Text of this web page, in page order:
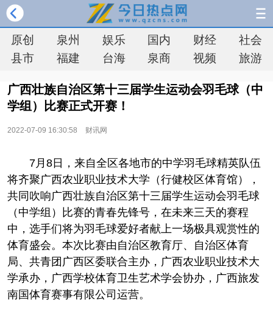
原创 泉州 娱乐 国内 财经
社会
县市
福建 台海 泉商 视频 旅游
广西壮族自治区第十三届学生运动会羽毛球（中
学组）比赛正式开赛！
2022-07-09 16:30:58 财讯网
7月8日，来自全区各地市的中学羽毛球精英队伍
将齐聚广西农业职业技术大学（行健校区体育馆），
共同吹响广西壮族自治区第十三届学生运动会羽毛球
（中学组）比赛的青春先锋号，在未来三天的赛程
中，选手们将为羽毛球爱好者献上一场极具观赏性的
体育盛会。本次比赛由自治区教育厅、自治区体育
局、共青团广西区委联合主办，广西农业职业技术大
学承办，广西学校体育卫生艺术学会协办，广西旅发
南国体育赛事有限公司运营。